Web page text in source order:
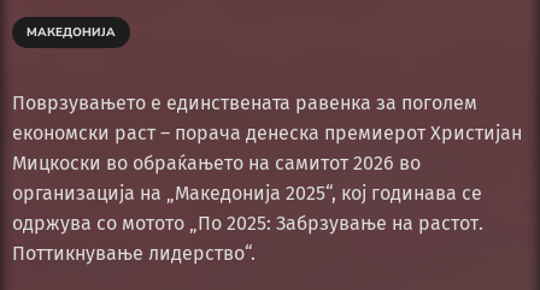
МАКЕДОНИЈА
Поврзувањето е единствената равенка за поголем
економски раст – порача денеска премиерот Христијан
Мицкоски во обраќањето на самитот 2026 во
организација на „Македонија 2025“, кој годинава се
одржува со мотото „По 2025: Забрзување на растот.
Поттикнување лидерство“.